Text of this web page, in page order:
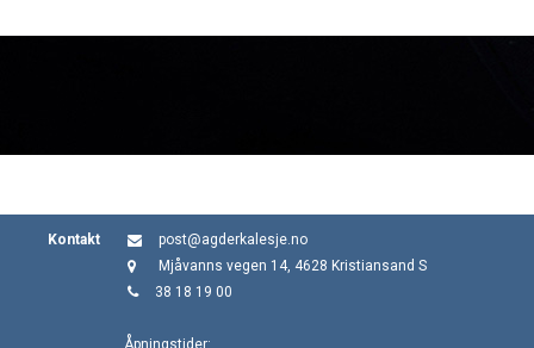
Kontakt
post@agderkalesje.no
Mjåvanns vegen 14, 4628 Kristiansand S
38 18 19 00
Åpningstider: